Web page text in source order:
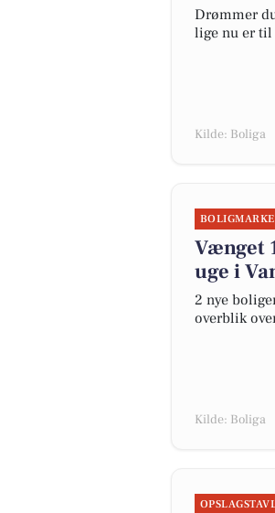
Drømmer
lige nu er til
Kilde: Boliga
Vænget
uge i
2 nye
overblik
Kilde: Boliga